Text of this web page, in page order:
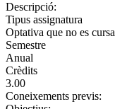
Descripció:
Tipus assignatura
Optativa que no es cursa
Semestre
Anual
Crèdits
3.00
Coneixements previs: